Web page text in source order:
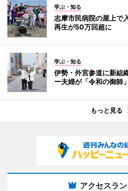
学ぶ・知る
志摩市民病院の屋上
再生が50万回超に
学ぶ・知る
伊勢・外宮参道に新
ー夫婦が「令和の御師
もっと見る
アクセスラ